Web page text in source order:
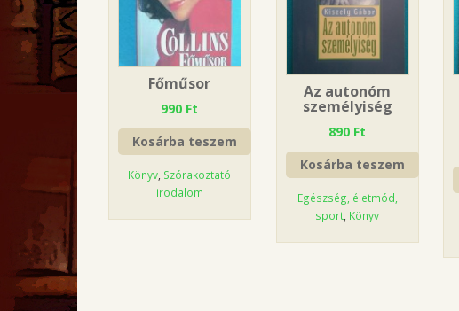
Főműsor
990 Ft
Kosárba teszem
Könyv Szórakoztató
irodalom
Az autonóm
személyiség
890 Ft
Kosárba teszem
Egészség, életmód,
sport, Könyv